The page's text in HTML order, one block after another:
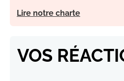
Lire notre charte
VOS